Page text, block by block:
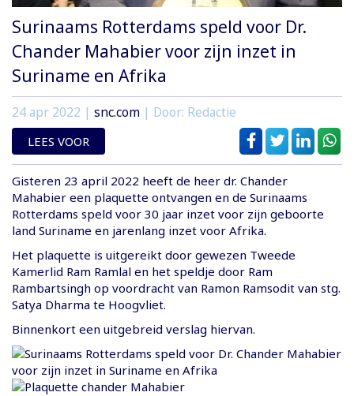
Surinaams Rotterdams speld voor Dr.
Chander Mahabier voor zijn inzet in
Suriname en Afrika
24 apr 2022 | snc.com | Door: Redactie
LEES VOOR
Gisteren 23 april 2022 heeft de heer dr. Chander
Mahabier een plaquette ontvangen en de Surinaams
Rotterdams speld voor 30 jaar inzet voor zijn geboorte
land Suriname en jarenlang inzet voor Afrika.
Het plaquette is uitgereikt door gewezen Tweede
Kamerlid Ram Ramlal en het speldje door Ram
Rambartsingh op voordracht van Ramon Ramsodit van stg.
Satya Dharma te Hoogvliet.
Binnenkort een uitgebreid verslag hiervan.